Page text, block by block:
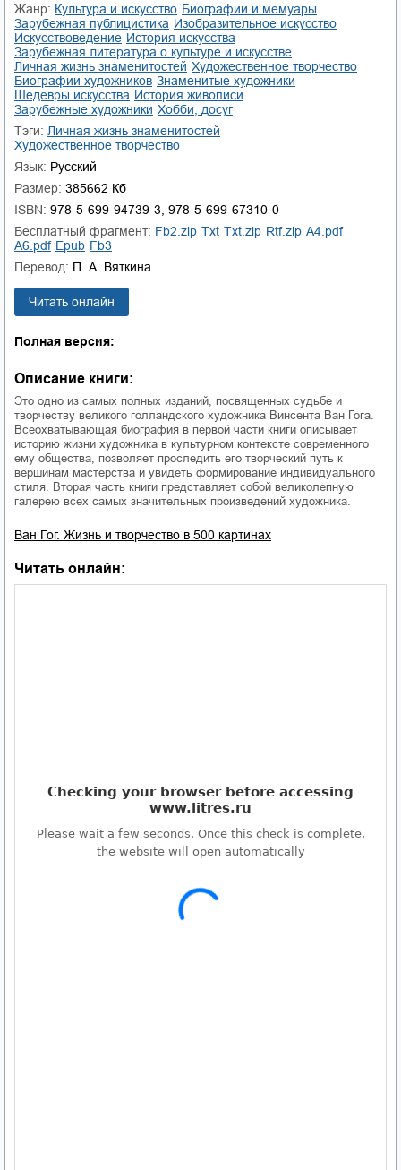
Жанр:
культура и искусство
биографии и мемуары
зарубежная публицистика
изобразительное искусство
искусствоведение
история искусства
зарубежная литература о культуре и искусстве
личная жизнь знаменитостей
художественное творчество
биографии художников
знаменитые художники
шедевры искусства
история живописи
зарубежные художники
хобби, досуг
Тэги:
личная жизнь знаменитостей
художественное творчество
Язык: Русский
Размер: 385662 Кб
ISBN: 978-5-699-94739-3, 978-5-699-67310-0
Бесплатный фрагмент:
fb2.zip txt txt.zip rtf.zip
a4.pdf
a6.pdf
epub
fb3
Перевод: П. А. Вяткина
Читать онлайн
Полная версия:
Описание книги:
Это одно из самых полных изданий, посвященных судьбе и
творчеству великого голландского художника Винсента Ван Гога.
Всеохватывающая биография в первой части книги описывает
историю жизни художника в культурном контексте современного
ему общества, позволяет проследить его творческий путь к
вершинам мастерства и увидеть формирование индивидуального
стиля. Вторая часть книги представляет собой великолепную
галерею всех самых значительных произведений художника.
Ван Гог. Жизнь и творчество в 500 картинах
Читать онлайн: